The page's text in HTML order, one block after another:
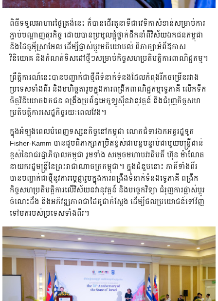
ពិធីទទួលអាហារថ្ងៃត្រង់នេះ ក៏បានដើរតួនាទីជាវេទិកាសំខាន់សម្រាប់ការ
ភ្ជាប់បណ្តាញធុរកិច្ច ដោយបានប្រមូលផ្តុំថ្នាក់ដឹកនាំពីវិស័យឯកជនកម្ពុជា
និងដៃគូអុីស្រាអែល ដើម្បីផ្លាស់ប្តូរមតិយោបល់ ពិភាក្សាអំពីឱកាស
វិនិយោគ និងកំណត់ទិសដៅថ្មីៗសម្រាប់កិច្ចសហប្រតិបត្តិការពាណិជ្ជកម្ម។
ព្រឹត្តិការណ៍នេះបានបញ្ជាក់ជាថ្មីពីទំនាក់ទំនងដែលកំពុងរីកចម្រើនរវាង
ប្រទេសទាំងពីរ និងមហិច្ឆតារួមក្នុងការពង្រីកពាណិជ្ជកម្មទ្វេភាគី លើកទឹក
ចិត្តវិនិយោគឯកជន ពង្រឹងប្រព័ន្ធអេកូឡូស៊ីនវានុវត្តន៍ និងជំរុញកិច្ចសហ
ប្រតិបត្តិការសេដ្ឋកិច្ចរយៈពេលវែង។
ក្នុងអំឡុងពេលបំពេញទស្សនកិច្ចនៅកម្ពុជា លោកជំទាវឯកអគ្គរដ្ឋទូត
Fisher-Kamm បានជួបពិភាក្សាកម្រិតខ្ពស់ជាបន្តបន្ទាប់ជាមួយមន្ត្រីជាន់
ខ្ពស់នៃរាជរដ្ឋាភិបាលកម្ពុជា រួមទាំង សម្តេចមហាបវរធិបតី ហ៊ុន ម៉ាណែត
នាយករដ្ឋមន្ត្រីនៃព្រះរាជាណាចក្រកម្ពុជា។ ក្នុងជំនួបនោះ ភាគីទាំងពីរ
បានបញ្ជាក់ជាថ្មីនូវការប្តេជ្ញារួមក្នុងការពង្រឹងទំនាក់ទំនងទ្វេភាគី ពង្រីក
កិច្ចសហប្រតិបត្តិការលើវិស័យនវានុវត្តន៍ និងបច្ចេកវិទ្យា ជំរុញការផ្លាស់ប្តូរ
ចំណេះដឹង និងអភិវឌ្ឍភាពជាដៃគូជាក់ស្តែង ដើម្បីផលប្រយោជន៍ទៅវិញ
ទៅមករបស់ប្រទេសទាំងពីរ។